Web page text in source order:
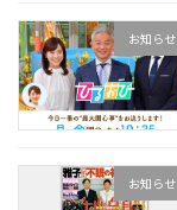
お知らせ
お知らせ